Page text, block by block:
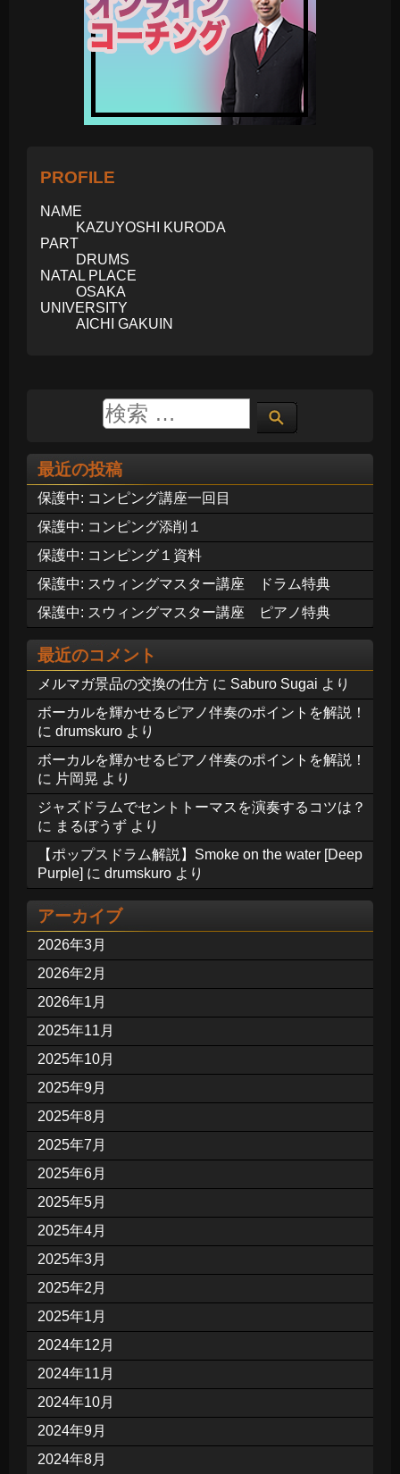
PROFILE
NAME
KAZUYOSHI KURODA
PART
DRUMS
NATAL PLACE
OSAKA
UNIVERSITY
AICHI GAKUIN
最近の投稿
保護中: コンピング講座一回目
保護中: コンピング添削１
保護中: コンピング１資料
保護中: スウィングマスター講座 ドラム特典
保護中: スウィングマスター講座 ピアノ特典
最近のコメント
メルマガ景品の交換の仕方 に Saburo Sugai より
ボーカルを輝かせるピアノ伴奏のポイントを解説！
に drumskuro より
ボーカルを輝かせるピアノ伴奏のポイントを解説！
に 片岡晃 より
ジャズドラムでセントトーマスを演奏するコツは？
に まるぼうず より
【ポップスドラム解説】Smoke on the water [Deep
Purple] に drumskuro より
アーカイブ
2026年3月
2026年2月
2026年1月
2025年11月
2025年10月
2025年9月
2025年8月
2025年7月
2025年6月
2025年5月
2025年4月
2025年3月
2025年2月
2025年1月
2024年12月
2024年11月
2024年10月
2024年9月
2024年8月